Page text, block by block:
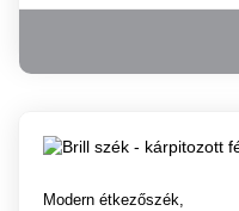
Modern étkezőszék,